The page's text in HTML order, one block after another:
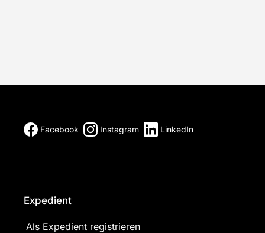
Facebook Instagram LinkedIn
Expedient
Als Expedient registrieren